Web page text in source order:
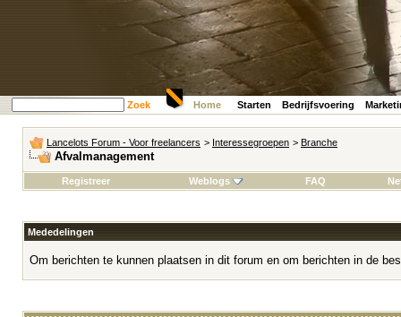
Zoek Home Starten Bedrijfsvoering
Lancelots Forum - Voor freelancers > Interessegroepen > Branche
Afvalmanagement
Registreer Weblogs FAQ
Mededelingen
Om berichten te kunnen plaatsen in dit forum en om berichten in de